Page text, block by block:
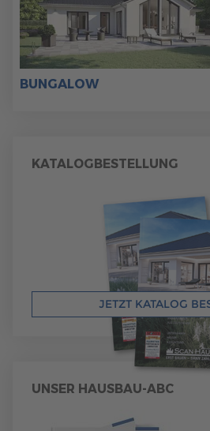
BUNGALOW
KATALOGBESTELLUNG
JETZT KATALOG
UNSER HAUSBAU-ABC